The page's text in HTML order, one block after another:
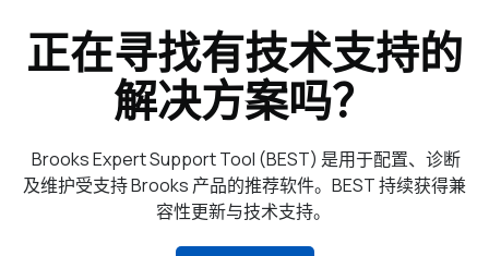
正在寻找有技术支持的
解决方案吗？
Brooks Expert Support Tool (BEST) 是用于配置、诊断
及维护受支持 Brooks 产品的推荐软件。BEST 持续获得兼
容性更新与技术支持。